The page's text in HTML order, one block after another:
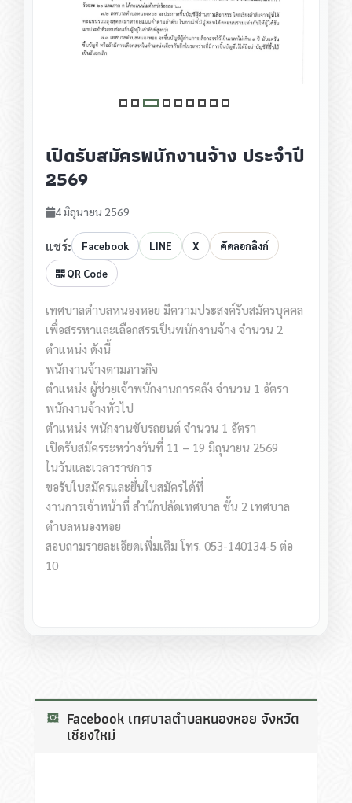
เปิดรับสมัครพนักงานจ้าง ประจำปี
2569
4 มิถุนายน 2569
แชร์: Facebook LINE X คัดลอกลิงก์
QR Code
เทศบาลตำบลหนองหอย มีความประสงค์รับสมัครบุคคล
เพื่อสรรหาและเลือกสรรเป็นพนักงานจ้าง จำนวน 2
ตำแหน่ง ดังนี้
พนักงานจ้างตามภารกิจ
ตำแหน่ง ผู้ช่วยเจ้าพนักงานการคลัง จำนวน 1 อัตรา
พนักงานจ้างทั่วไป
ตำแหน่ง พนักงานขับรถยนต์ จำนวน 1 อัตรา
เปิดรับสมัครระหว่างวันที่ 11 – 19 มิถุนายน 2569
ในวันและเวลาราชการ
ขอรับใบสมัครและยื่นใบสมัครได้ที่
งานการเจ้าหน้าที่ สำนักปลัดเทศบาล ชั้น 2 เทศบาล
ตำบลหนองหอย
สอบถามรายละเอียดเพิ่มเติม โทร. 053-140134-5 ต่อ
10
Facebook เทศบาลตำบลหนองหอย จังหวัด
เชียงใหม่